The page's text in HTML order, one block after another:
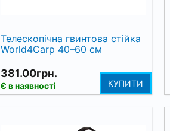
Телескопічна гвинтова стійка
World4Carp 40–60 см
381.00грн.
Є в наявності КУПИТИ